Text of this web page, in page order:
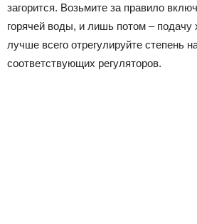
загорится. Возьмите за правило
горячей воды, и лишь потом –
лучше всего отрегулируйте степень
соответствующих регуляторов.